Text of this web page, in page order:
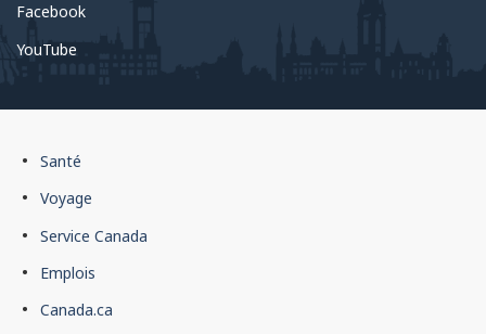
Facebook
YouTube
Pied
de
du
gouvernement
du
Santé
Voyage
Service Canada
Emplois
Canada.ca